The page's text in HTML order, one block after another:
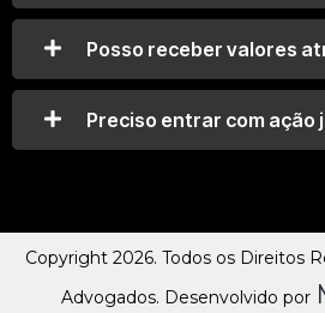
Posso receber valores
Preciso entrar com ação
Copyright 2026. Todos os Direitos
Advogados. Desenvolvido por